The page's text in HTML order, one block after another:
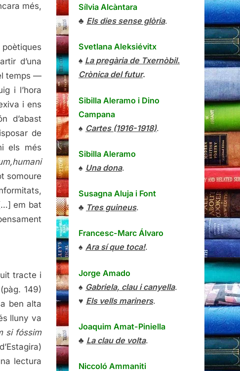
més,
d’una
temps —
i l’hora
i ens
d’abast
de
els més
somoure
em bat
tracte i
149)
ben alta
lluny va
si fóssim
lectura
Sílvia Alcàntara
♣ Els dies sense glòria.
Svetlana Aleksiévitx
♠ La pregària de Txernòbil.
Crònica del futur.
Sibilla Aleramo i Dino
Campana
♠ Cartes (1916-1918).
Sibilla Aleramo
♠ Una dona.
Susagna Aluja i Font
♣ Tres guineus.
Francesc-Marc Álvaro
♠ Ara sí que toca!.
Jorge Amado
♠ Gabriela, clau i canyella.
♥ Els vells mariners.
Joaquim Amat-Piniella
♣ La clau de volta.
Niccoló Ammaniti